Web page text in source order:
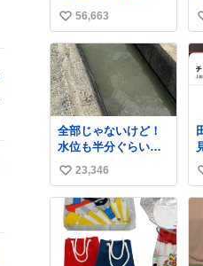
62kg→82kgに 110kg
のベンチプレス持ち
上げる姿披露
news.livedoor.com/
article/detail… 元々
自重のみだったが、
更に筋肉を大きくす
るためジム通いを開
始。筋肉増量のため
おにぎり10個、ゼリ
ー飲料3～4本、パス
タと毎日4千kcalオー
バーの食事を摂取
し、増量したとい
う。
い
い
ね
数
56,663
全部じゃないけど！
水位も半分ぐらいだ
けど！水が来はじめ
たよ！！！ 作業して
くれた方々ありがと
ーーー
ー！！！！！！！！
！！！！！！！！！
！！！！！！！！！
い
い
ね
数
23,346